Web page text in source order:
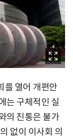
를 열어 개편안
는 구체적인 실
의 진통은 불가
없이 이사회 의